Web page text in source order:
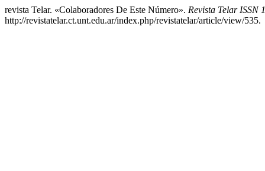
revista Telar. «Colaboradores De Este Número». Revista Telar ISSN
http://revistatelar.ct.unt.edu.ar/index.php/revistatelar/article/view/535.